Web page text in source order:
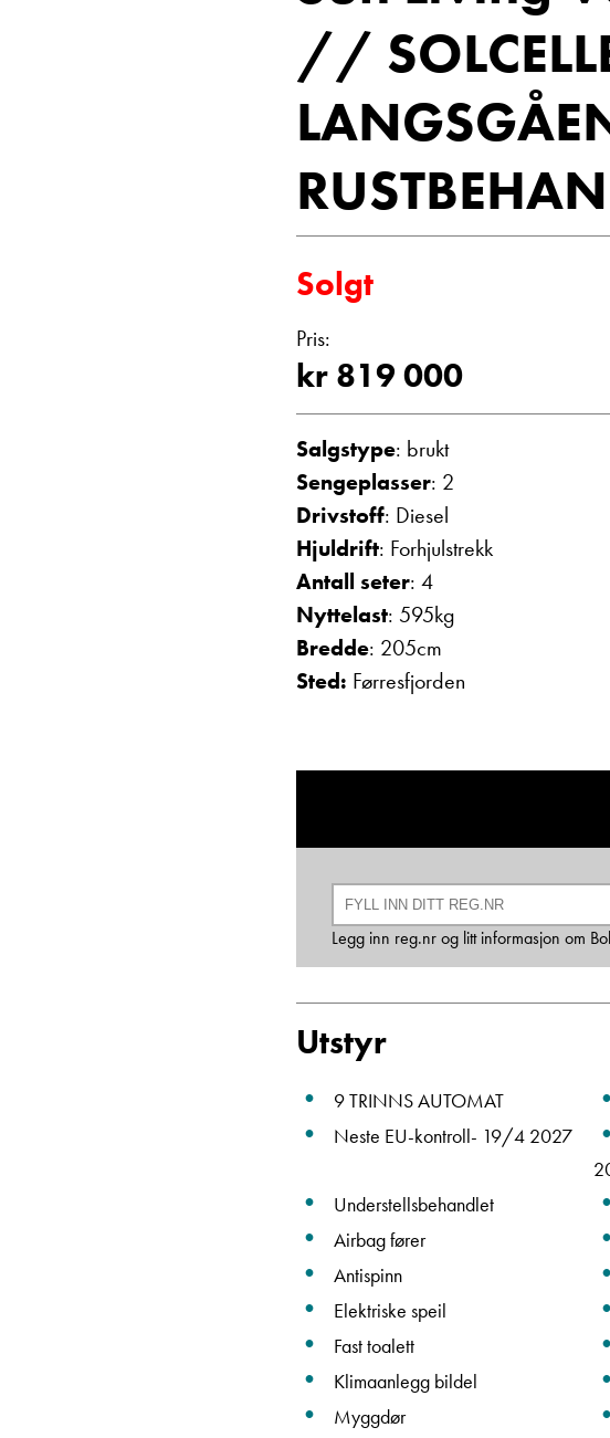
Vis epost
Bilmekaniker
Denne
//
Solgt
Pris:
kr 819 000
Salgstype: brukt
Sengeplasser: 2
Drivstoff: Diesel
Hjuldrift: Forhjulstrekk
Antall seter: 4
Nyttelast: 595kg
Bredde: 205cm
Sted: Førresfjorden
Legg inn reg.nr og litt informasjon om
Utstyr
9 TRINNS AUTOMAT
Neste EU-kontroll- 19/4 2027
Understellsbehandlet
Airbag fører
Antispinn
Elektriske speil
Fast toalett
Klimaanlegg bildel
Myggdør